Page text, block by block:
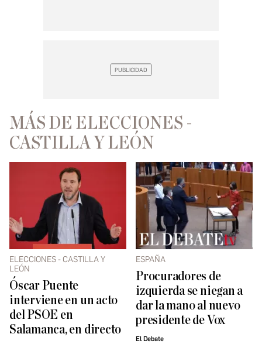
MÁS DE ELECCIONES -
CASTILLA Y LEÓN
ELECCIONES - CASTILLA Y
LEÓN
Óscar Puente
interviene en un acto
del PSOE en
Salamanca, en directo
ESPAÑA
Procuradores de
izquierda se niegan a
dar la mano al nuevo
presidente de Vox
El Debate